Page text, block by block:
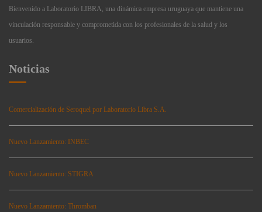
Bienvenido a Laboratorio LIBRA, una dinámica empresa uruguaya que mantiene una
vinculación responsable y comprometida con los profesionales de la salud y los
usuarios.
Noticias
Comercialización de Seroquel por Laboratorio Libra S.A.
Nuevo Lanzamiento: INBEC
Nuevo Lanzamiento: STIGRA
Nuevo Lanzamiento: Thromban